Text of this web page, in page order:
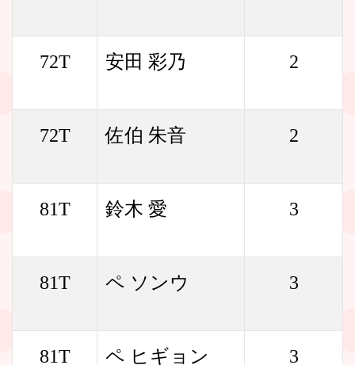
72T 安田 彩乃 2
72T 佐伯 朱音 2
81T 鈴木 愛 3
81T ペ ソンウ 3
81T ペ ヒギョン 3